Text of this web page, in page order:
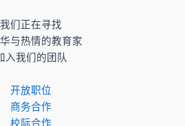
我们正在寻找
与热情的教育家
入我们的团队
开放职位
商务合作
校际合作